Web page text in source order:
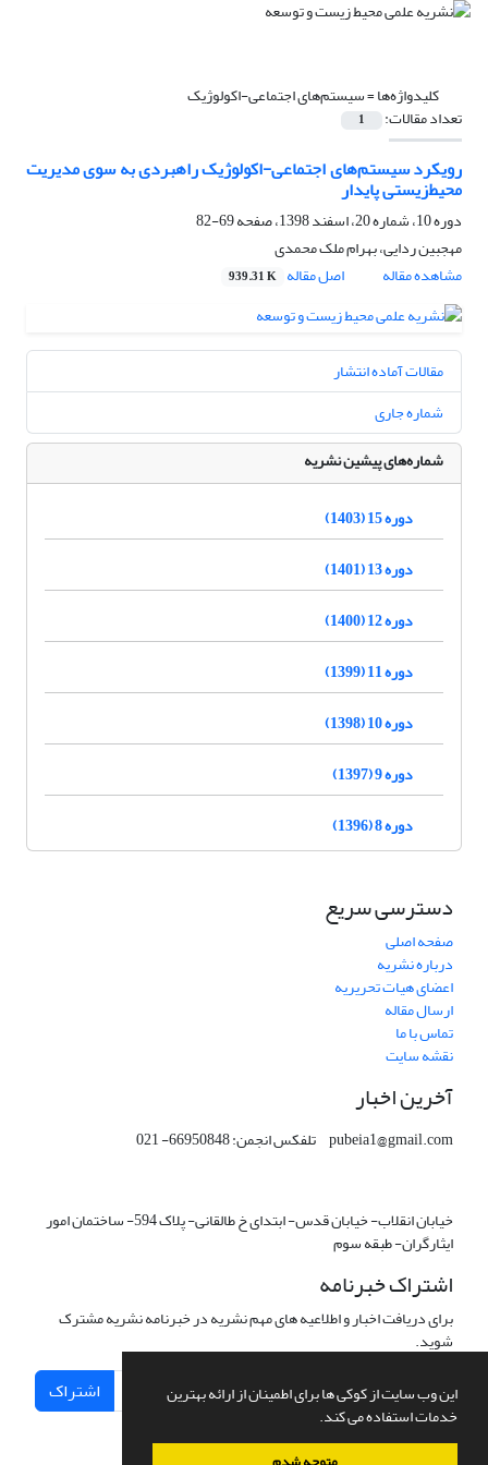
این وب سایت از کوکی ها برای اطمینان از ارائه بهترین
خدمات استفاده می کند.
کلیدواژه‌ها =سیستم‌های اجتماعی-اکولوژیک
تعداد مقالات: 1
رویکرد سیستم‌های اجتماعی-اکولوژیک راهبردی به سوی مدیریت
محیط‌‌زیستی پایدار
دوره 10، شماره 20، اسفند 1398، صفحه
69-82
مهجبین ردایی، بهرام ملک محمدی
مشاهده مقاله
اصل مقاله 939.31 K
مقالات آماده انتشار
شماره جاری
شماره‌های پیشین نشریه
دوره 15 (1403)
دوره 13 (1401)
دوره 12 (1400)
دوره 11 (1399)
دوره 10 (1398)
دوره 9 (1397)
دوره 8 (1396)
دسترسی سریع
صفحه اصلی
درباره نشریه
اعضای هیات تحریریه
ارسال مقاله
تماس با ما
نقشه سایت
آخرین اخبار
pubeia1@gmail.com تلفکس انجمن: 66950848- 021
خیابان انقلاب- خیابان قدس- ابتدای خ طالقانی- پلاک 594- ساختمان امور
ایثارگران- طبقه سوم
اشتراک خبرنامه
برای دریافت اخبار و اطلاعیه های مهم نشریه در خبرنامه نشریه مشترک
شوید.
اشتراک